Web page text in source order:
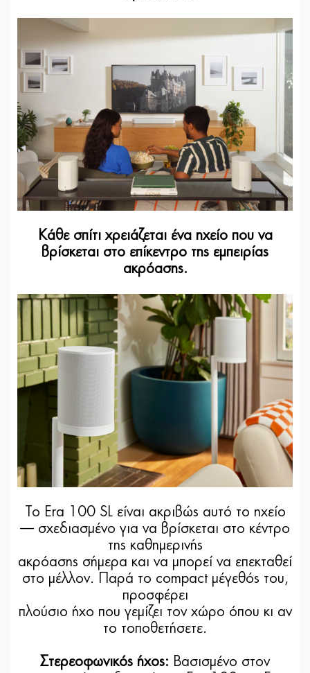
Κάθε σπίτι χρειάζεται ένα ηχείο που να
βρίσκεται στο επίκεντρο της εμπειρίας
ακρόασης.
Το Era 100 SL είναι ακριβώς αυτό το ηχείο
— σχεδιασμένο για να βρίσκεται στο κέντρο
της καθημερινής
ακρόασης σήμερα και να μπορεί να επεκταθεί
στο μέλλον. Παρά το compact μέγεθός του,
προσφέρει
πλούσιο ήχο που γεμίζει τον χώρο όπου κι αν
το τοποθετήσετε.
Στερεοφωνικός ήχος: Βασισμένο στον